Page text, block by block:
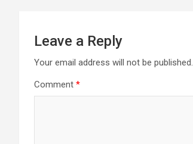
Leave a Reply
Your email address will not be published.
Comment *